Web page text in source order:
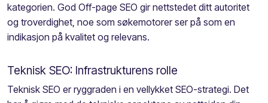
kategorien. God Off-page SEO gir nettstedet ditt autoritet
og troverdighet, noe som søkemotorer ser på som en
indikasjon på kvalitet og relevans.
Teknisk SEO: Infrastrukturens rolle
Teknisk SEO er ryggraden i en vellykket SEO-strategi. Det